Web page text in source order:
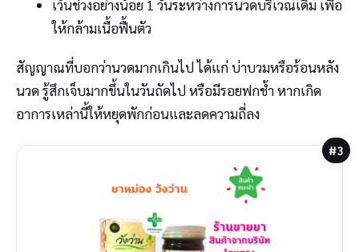
เว้นช่วงอย่างน้อย 1 วันระหว่างการนวดบริเวณเดิม เพื่อ
ให้กล้ามเนื้อฟื้นตัว
สัญญาณที่บอกว่านวดมากเกินไป ได้แก่ บ่าบวมหรือร้อนหลัง
นวด รู้สึกเจ็บมากขึ้นในวันถัดไป หรือมีรอยฟกช้ำ หากเกิด
อาการเหล่านี้ให้หยุดพักก่อนและลดความถี่ลง
#3